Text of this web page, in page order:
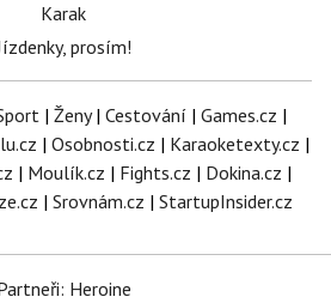
Karak
prosím!
| Ženy| Cestování | Games.cz |
| Osobnosti.cz | Karaoketexty.cz |
| Moulík.cz | Fights.cz | Dokina.cz |
| Srovnám.cz | StartupInsider.cz
Heroine